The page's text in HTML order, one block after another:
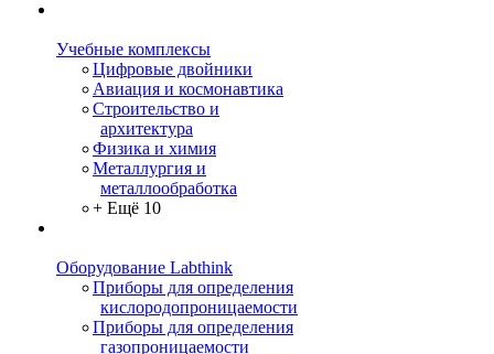
Учебные комплексы
Цифровые двойники
Авиация и космонавтика
Строительство и
архитектура
Физика и химия
Металлургия и
металлообработка
+ Ещё 10
Оборудование Labthink
Приборы для определения
кислородопроницаемости
Приборы для определения
газопроницаемости